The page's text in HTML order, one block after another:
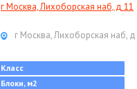
г Москва, Лихоборская наб, д 11
г Москва, Лихоборская наб,
Класс
Блоки, м2